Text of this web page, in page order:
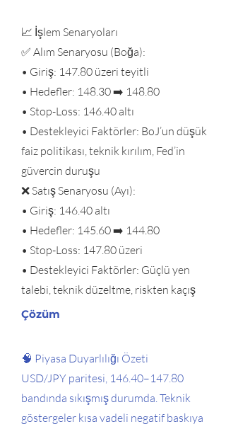
📈 İşlem Senaryoları
✅ Alım Senaryosu (Boğa):
• Giriş: 147.80 üzeri teyitli
• Hedefler: 148.30 ➡️ 148.80
• Stop-Loss: 146.40 altı
• Destekleyici Faktörler: BoJ’un düşük
faiz politikası, teknik kırılım, Fed’in
güvercin duruşu
❌ Satış Senaryosu (Ayı):
• Giriş: 146.40 altı
• Hedefler: 145.60 ➡️ 144.80
• Stop-Loss: 147.80 üzeri
• Destekleyici Faktörler: Güçlü yen
talebi, teknik düzeltme, riskten kaçış
Çözüm
🧠 Piyasa Duyarlılığı Özeti
USD/JPY paritesi, 146.40–147.80
bandında sıkışmış durumda. Teknik
göstergeler kısa vadeli negatif baskıya